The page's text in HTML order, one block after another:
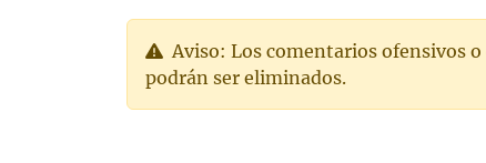
Aviso: Los comentarios ofensivos
podrán ser eliminados.